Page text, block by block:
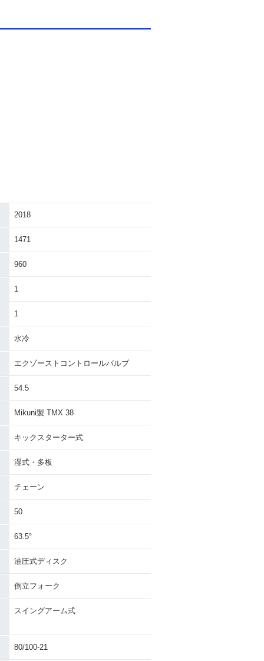
2018
1471
960
1
1
水冷
エクゾーストコントロールバルブ
54.5
Mikuni製 TMX 38
キックスターター式
湿式・多板
チェーン
50
63.5°
油圧式ディスク
倒立フォーク
スイングアーム式
80/100-21